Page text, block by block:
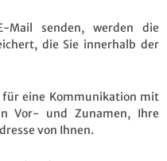
Mail senden, werden die
die Sie innerhalb der
eine Kommunikation mit
Vor- und Zunamen, Ihre
von Ihnen.